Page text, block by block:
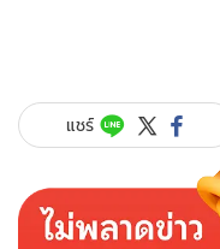
แชร์